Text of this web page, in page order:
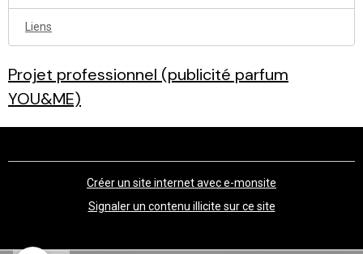
Liens
Projet professionnel (publicité parfum
YOU&ME)
Créer un site internet avec e-monsite
Signaler un contenu illicite sur ce site